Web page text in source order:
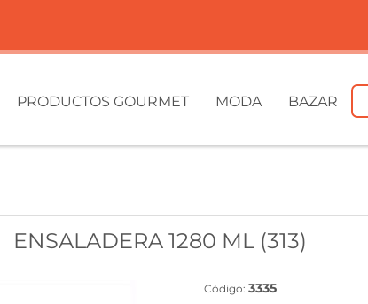
PRODUCTOS GOURMET MODA BAZAR
ENSALADERA 1280 ML (313)
Código: 3335